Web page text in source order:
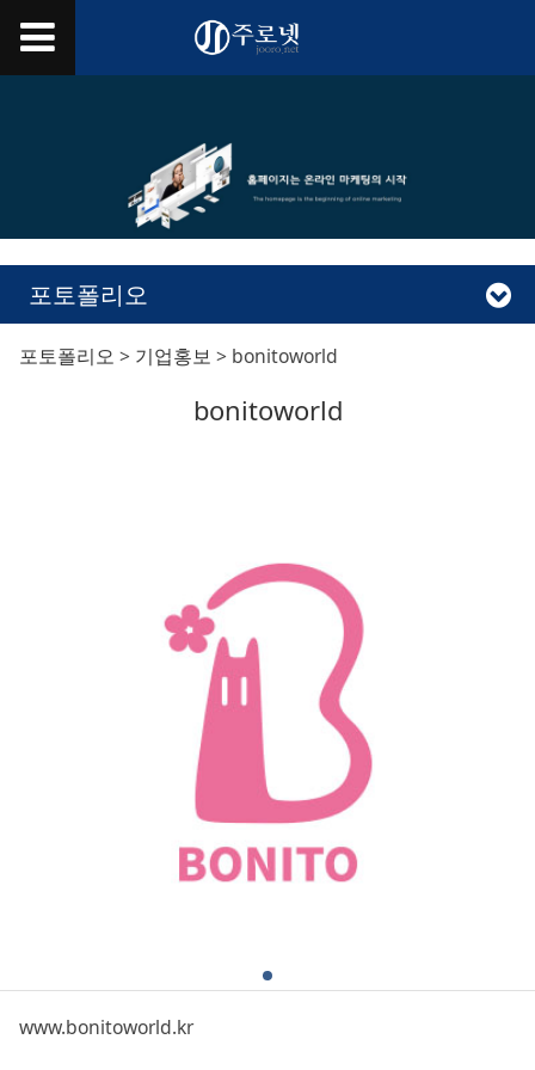
포토폴리오
bonitoworld
포토폴리오 > 기업홍보 > bonitoworld
bonitoworld
www.bonitoworld.kr